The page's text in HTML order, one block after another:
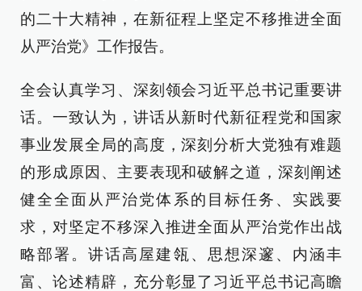
的二十大精神，在新征程上坚定不移推进全面
从严治党》工作报告。
全会认真学习、深刻领会习近平总书记重要讲
话。一致认为，讲话从新时代新征程党和国家
事业发展全局的高度，深刻分析大党独有难题
的形成原因、主要表现和破解之道，深刻阐述
健全全面从严治党体系的目标任务、实践要
求，对坚定不移深入推进全面从严治党作出战
略部署。讲话高屋建瓴、思想深邃、内涵丰
富、论述精辟，充分彰显了习近平总书记高瞻